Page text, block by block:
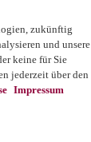
zukünftig
und unsere
keine für Sie
jederzeit über den
Impressum